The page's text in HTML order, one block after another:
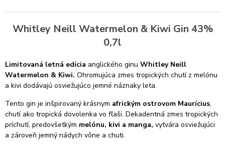
Whitley Neill Watermelon & Kiwi Gin 43%
0,7l
Limitovaná letná edícia anglického ginu Whitley Neill
Watermelon & Kiwi. Ohromujúca zmes tropických chutí z melónu
a kivi dodávajú osviežujúco jemné náznaky leta.
Tento gin je inšpirovaný krásnym africkým ostrovom Maurícius,
chutí ako tropická dovolenka vo fľaši. Dekadentná zmes tropických
príchutí, predovšetkým melónu, kivi a manga, vytvára osviežujúci
a zároveň jemný nádych vône a chuti.